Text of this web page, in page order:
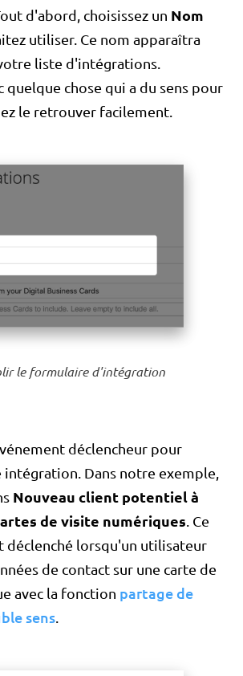
d'abord, choisissez un Nom
utiliser. Ce nom apparaîtra
liste d'intégrations.
quelque chose qui a du sens pour
le retrouver facilement.
le formulaire d'intégration
déclencheur pour
Dans notre exemple,
Nouveau client potentiel à
de visite numériques. Ce
déclenché lorsqu'un utilisateur
de contact sur une carte de
avec la fonction partage de
sens.